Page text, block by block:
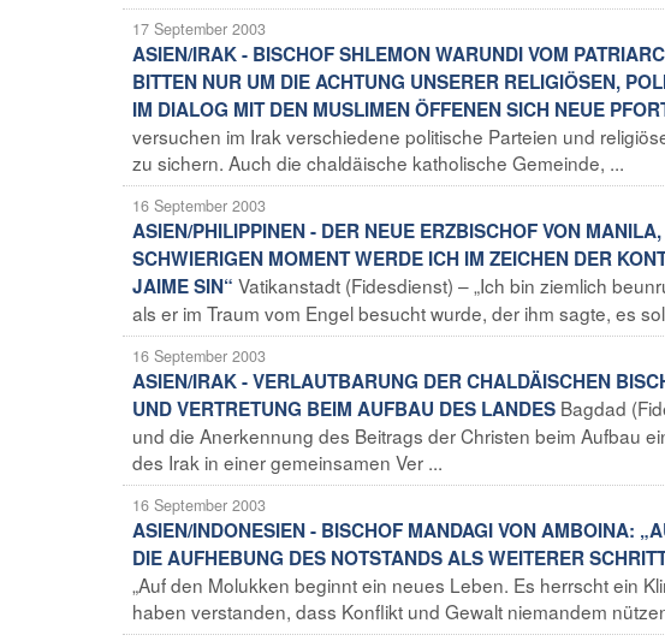
17 September 2003
ASIEN/IRAK - BISCHOF SHLEMON WARUNDI VOM
BITTEN NUR UM DIE ACHTUNG UNSERER RELIGIÖSEN,
IM DIALOG MIT DEN MUSLIMEN ÖFFENEN SICH NEUE
versuchen im Irak verschiedene politische Parteien und
zu sichern. Auch die chaldäische katholische Gemeinde, ...
16 September 2003
ASIEN/PHILIPPINEN - DER NEUE ERZBISCHOF VON
SCHWIERIGEN MOMENT WERDE ICH IM ZEICHEN DER
JAIME SIN“ Vatikanstadt (Fidesdienst) – „Ich bin ziemlich
als er im Traum vom Engel besucht wurde, der ihm sagte, es
16 September 2003
ASIEN/IRAK - VERLAUTBARUNG DER CHALDÄISCHEN
UND VERTRETUNG BEIM AUFBAU DES LANDES Bagdad
und die Anerkennung des Beitrags der Christen beim Aufbau
des Irak in einer gemeinsamen Ver ...
16 September 2003
ASIEN/INDONESIEN - BISCHOF MANDAGI VON AMBOINA:
DIE AUFHEBUNG DES NOTSTANDS ALS WEITERER
„Auf den Molukken beginnt ein neues Leben. Es herrscht ein
haben verstanden, dass Konflikt und Gewalt niemandem